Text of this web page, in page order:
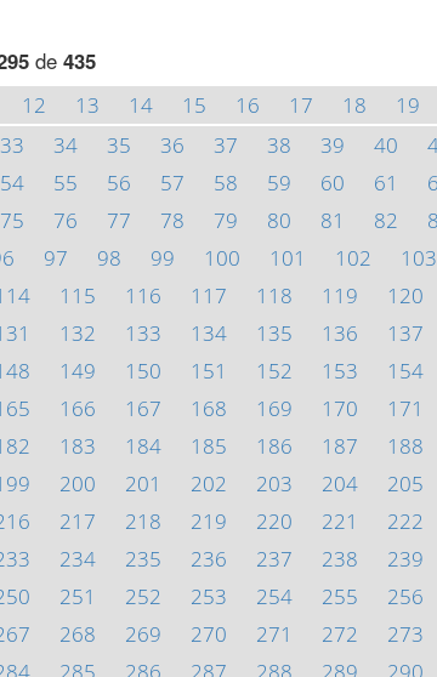
de 435
12 13 14 15 16 17 18 19
33 34 35 36 37 38 39 40
54 55 56 57 58 59 60 61
75 76 77 78 79 80 81 82
97 98 99 100 101 102 103
115 116 117 118 119 120
132 133 134 135 136 137
149 150 151 152 153 154
166 167 168 169 170 171
183 184 185 186 187 188
200 201 202 203 204 205
217 218 219 220 221 222
234 235 236 237 238 239
251 252 253 254 255 256
268 269 270 271 272 273